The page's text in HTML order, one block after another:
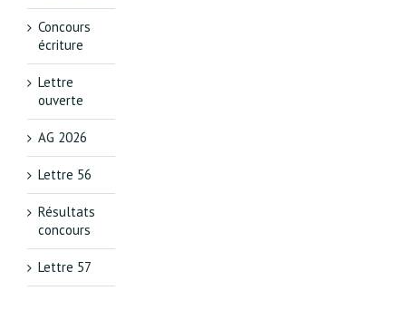
Concours
écriture
Lettre
ouverte
AG 2026
Lettre 56
Résultats
concours
Lettre 57